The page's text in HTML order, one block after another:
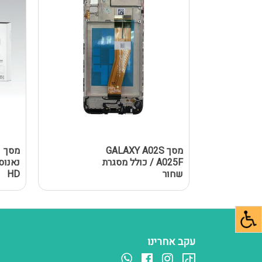
מסך GALAXY A02S
/ A025F כולל מסגרת
שחור
HD
עקב אחרינו